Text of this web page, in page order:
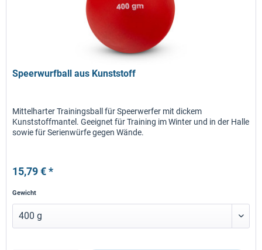
Speerwurfball aus Kunststoff
Mittelharter Trainingsball für Speerwerfer mit dickem
Kunststoffmantel. Geeignet für Training im Winter und in der Halle
sowie für Serienwürfe gegen Wände.
15,79 € *
Gewicht